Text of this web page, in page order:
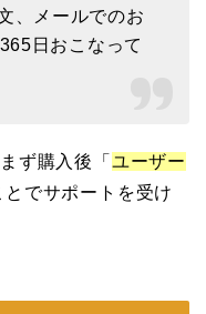
、メールでのお
日おこなって
ず購入後「 ユーザー
でサポートを受け